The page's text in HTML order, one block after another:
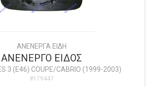
ΑΝΕΝΕΡΓΑ ΕΙΔΗ
ΑΝΕΝΕΡΓΟ ΕΙΔΟΣ
3 (E46) COUPE/CABRIO (1999-2003)
#179447